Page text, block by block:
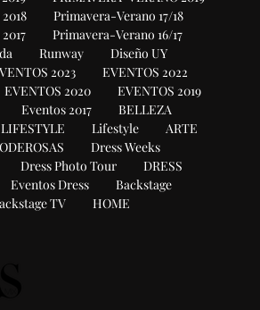
Primavera-Verano 17/18
Primavera-Verano 16/17
Runway
Diseño UY
2023
EVENTOS 2022
EVENTOS 2020
EVENTOS 2019
Eventos 2017
BELLEZA
LIFESTYLE Lifestyle
ARTE
Dress Weeks
Dress Photo Tour
DRESS
Eventos Dress
Backstage
TV
HOME